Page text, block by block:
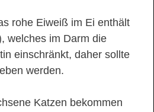
rohe Eiweiß im Ei enthält
welches im Darm die
einschränkt, daher sollte
werden.
Katzen bekommen